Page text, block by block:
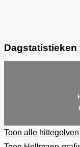
Toon alle hittegolven